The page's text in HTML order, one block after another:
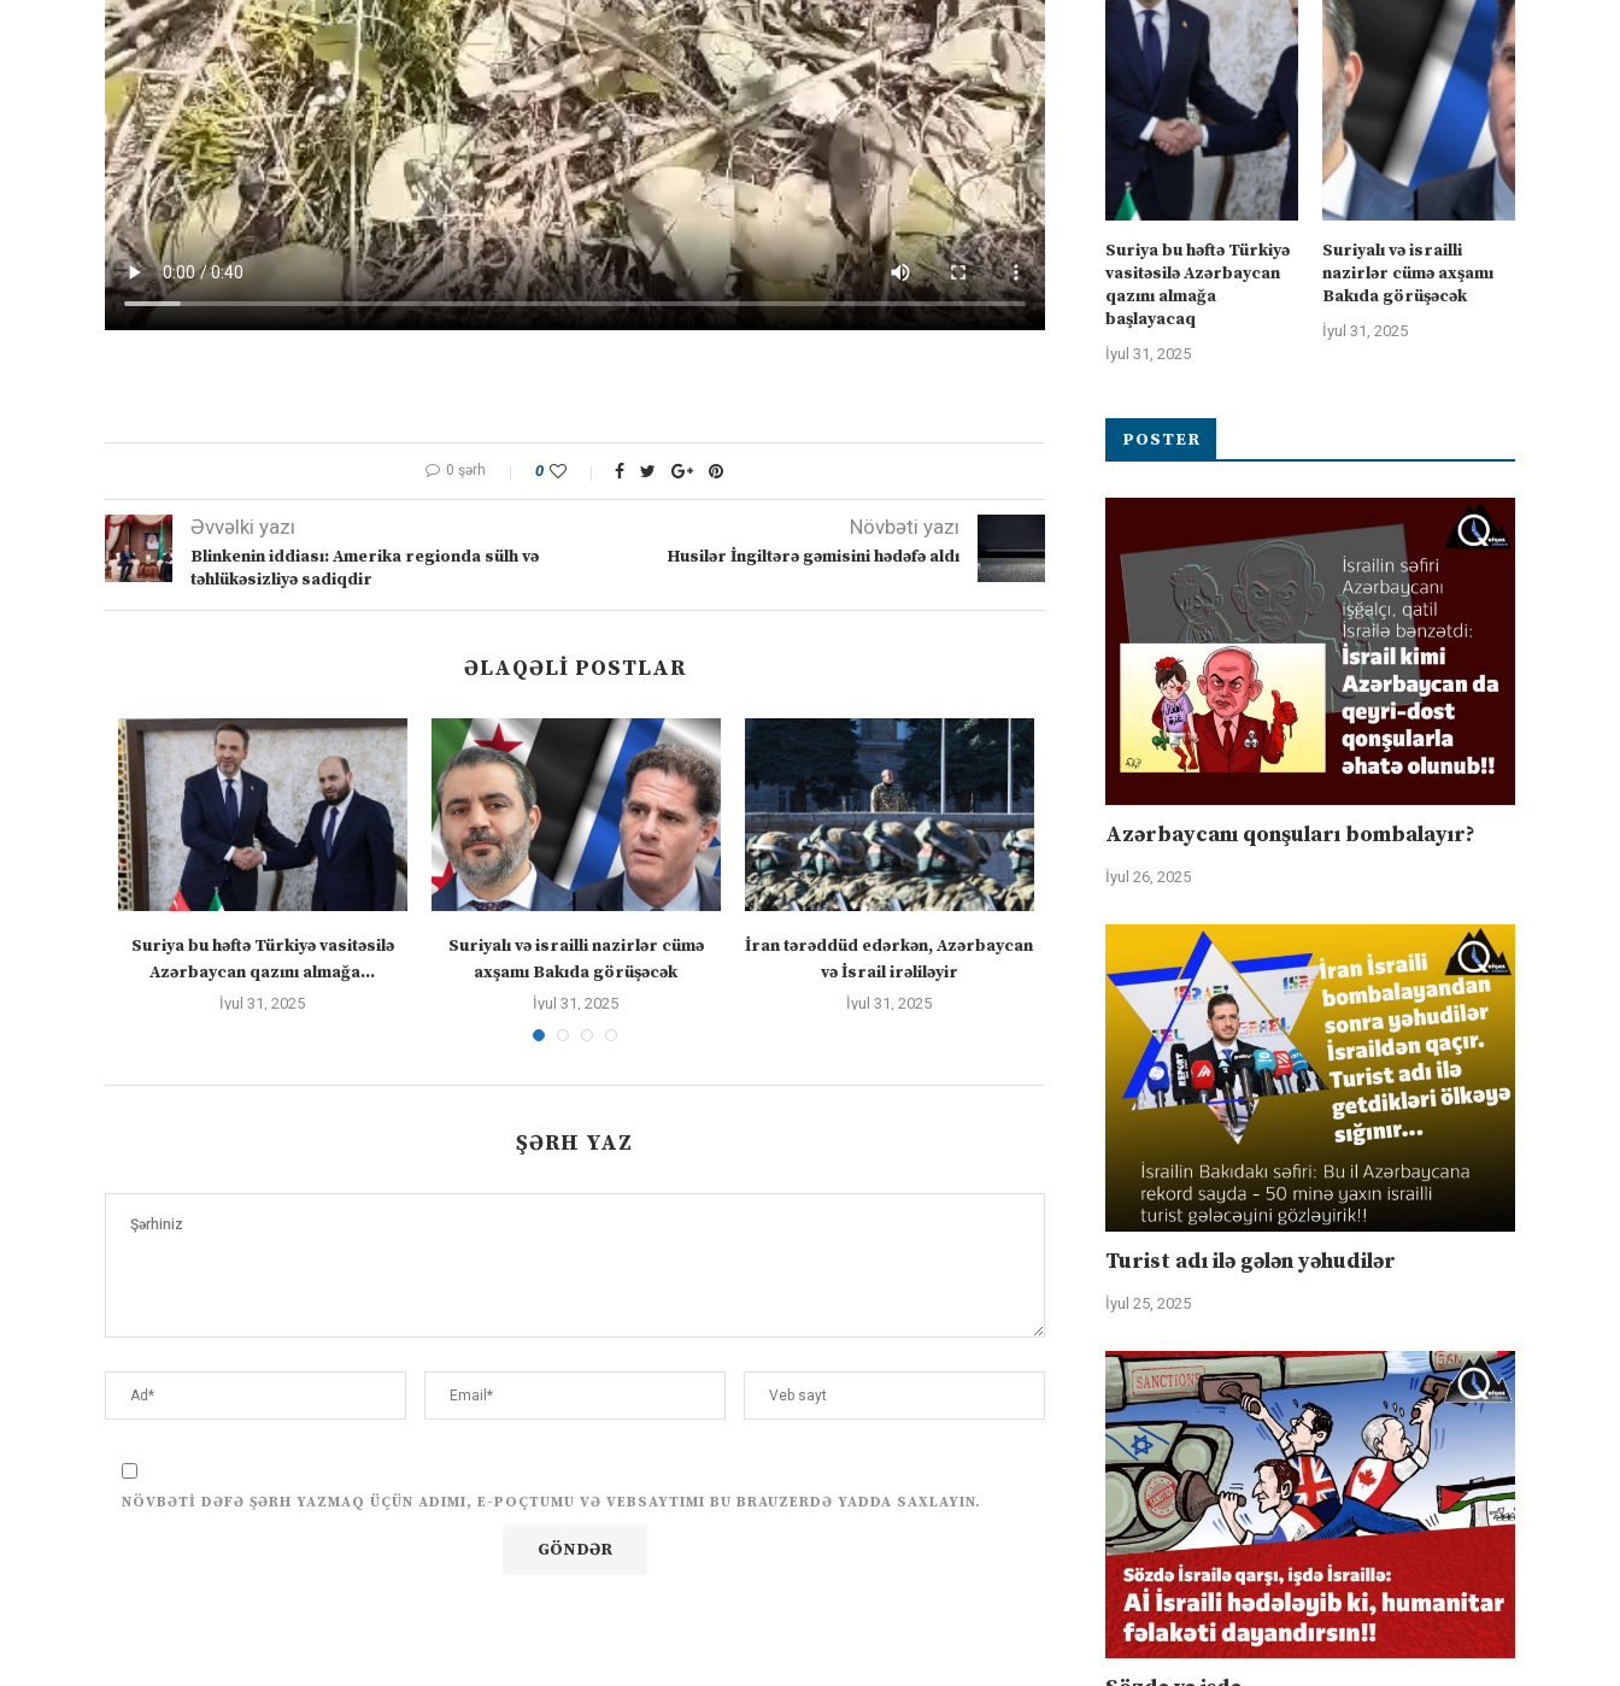
0 şərh 0
Əvvəlki yazı
Blinkenin iddiası: Amerika regionda sülh və
təhlükəsizliyə sadiqdir
Növbəti yazı
Husilər İngiltərə gəmisini hədəfə aldı
ƏLAQƏLI POSTLAR
Suriya bu həftə Türkiyə vasitəsilə
Azərbaycan qazını almağa...
İyul 31, 2025
Suriyalı və israilli nazirlər cümə
axşamı Bakıda görüşəcək
İyul 31, 2025
İran tərəddüd edərkən, Azərbaycan
və İsrail irəliləyir
İyul 31, 2025
Suriyalı və israilli nazirlər cümə
axşamı Bakıda görüşəcək:...
İyul 31, 2025
Avstriyanın OMV şirkəti
xam neftində xlorid
İyul 30, 2025
ŞƏRH YAZ
NÖVBƏTI DƏFƏ ŞƏRH YAZMAQ ÜÇÜN ADIMI, E-POÇTUMU VƏ VEBSAYTIMI BU BRAUZERDƏ YADDA SAXLAYIN.
Suriya bu həftə Türkiyə
vasitəsilə Azərbaycan
qazını almağa
başlayacaq
İyul 31, 2025
Suriyalı və israilli
nazirlər cümə axşamı
Bakıda görüşəcək
İyul 31, 2025
POSTER
Azərbaycanı qonşuları bombalayır?
İyul 26, 2025
Turist adı ilə gələn yəhudilər
İyul 25, 2025